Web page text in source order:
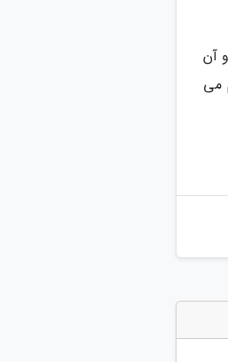
آن
می